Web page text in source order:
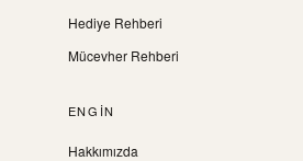
Hediye Rehberi
Mücevher Rehberi
ENGIN
Hakkımızda